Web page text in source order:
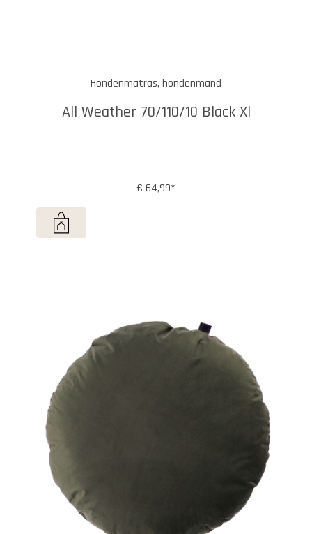
Hondenmatras, hondenmand
All Weather 70/110/10 Black Xl
€ 64,99*